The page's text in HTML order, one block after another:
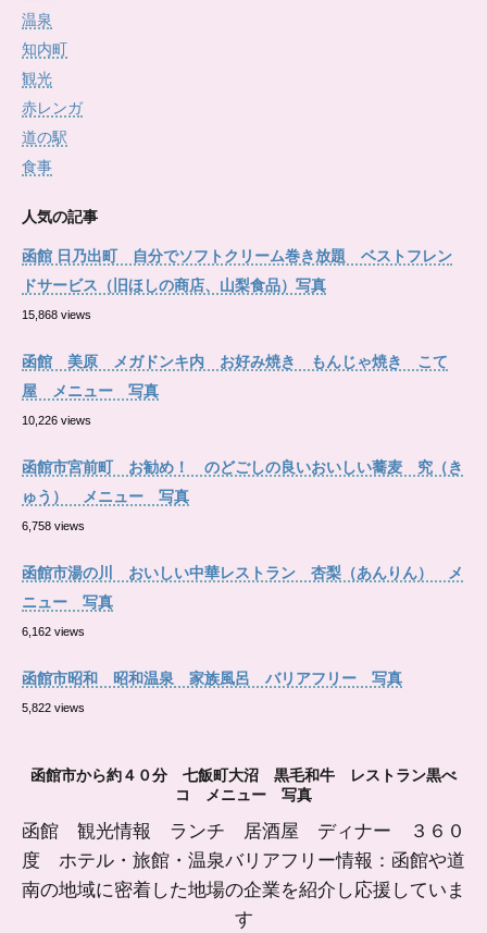
温泉
知内町
観光
赤レンガ
道の駅
食事
人気の記事
函館 日乃出町 自分でソフトクリーム巻き放題 ベストフレン
ドサービス（旧ほしの商店、山梨食品）写真
15,868 views
函館 美原 メガドンキ内 お好み焼き もんじゃ焼き こて
屋 メニュー 写真
10,226 views
函館市宮前町 お勧め！ のどごしの良いおいしい蕎麦 究（き
ゅう） メニュー 写真
6,758 views
函館市湯の川 おいしい中華レストラン 杏梨（あんりん） メ
ニュー 写真
6,162 views
函館市昭和 昭和温泉 家族風呂 バリアフリー 写真
5,822 views
函館市から約４０分 七飯町大沼 黒毛和牛 レストラン黒べ
コ メニュー 写真
函館 観光情報 ランチ 居酒屋 ディナー ３６０
度 ホテル・旅館・温泉バリアフリー情報：函館や道
南の地域に密着した地場の企業を紹介し応援していま
す